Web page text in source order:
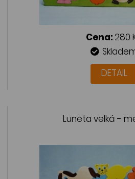
Cena: 280
DETAIL
Luneta velká -